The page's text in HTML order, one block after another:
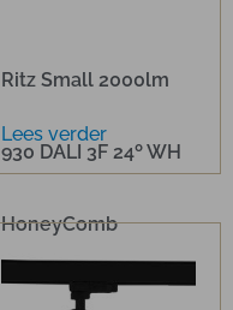
Ritz Small 2000lm
930 DALI 3F 24º WH
HoneyComb
Lees verder